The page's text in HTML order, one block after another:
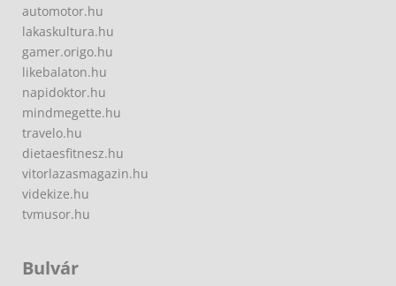
automotor.hu
lakaskultura.hu
gamer.origo.hu
likebalaton.hu
napidoktor.hu
mindmegette.hu
travelo.hu
dietaesfitnesz.hu
vitorlazasmagazin.hu
videkize.hu
tvmusor.hu
Bulvár